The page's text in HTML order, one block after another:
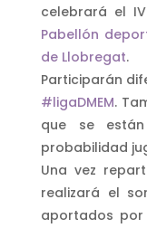
celebrará el
Pabellón
de Llobregat.
Participarán
#ligaDMEM.
que se
probabilidad
Una vez
realizará el
aportados por